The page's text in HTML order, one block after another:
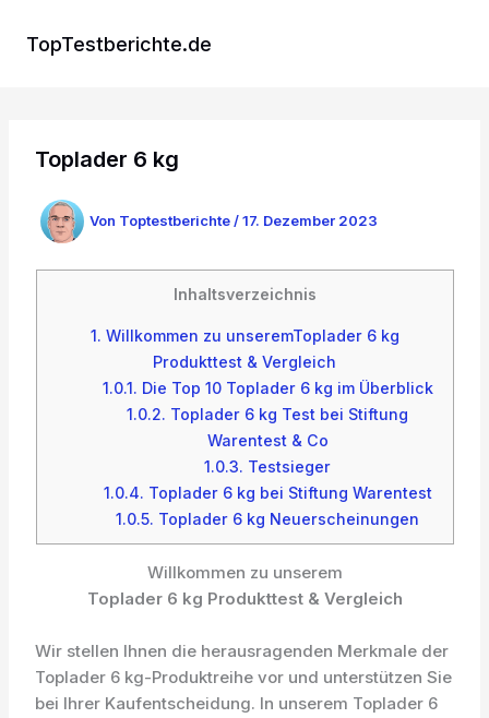
InhaltTopTestberichte.de
Toplader 6 kg
Von Toptestberichte /17. Dezember 2023
Inhaltsverzeichnis
1. Willkommen zu unseremToplader 6 kg
Produkttest & Vergleich
1.0.1. Die Top 10 Toplader 6 kg im Überblick
1.0.2. Toplader 6 kg Test bei Stiftung
Warentest & Co
1.0.3. Testsieger
1.0.4. Toplader 6 kg bei Stiftung Warentest
1.0.5. Toplader 6 kg Neuerscheinungen
Willkommen zu unserem
Toplader 6 kg Produkttest & Vergleich
Wir stellen Ihnen die herausragenden Merkmale der
Toplader 6 kg-Produktreihe vor und unterstützen Sie
bei Ihrer Kaufentscheidung. In unserem Toplader 6